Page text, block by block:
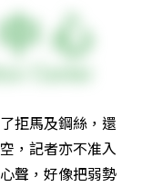
拒馬及鋼絲，還
，記者亦不准入
聲，好像把弱勢